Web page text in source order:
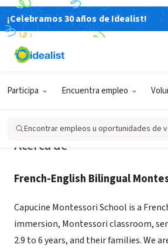
¡Celebramos 30 años de Idealist!
Participa Encuentra empleo
Encontrar empleos u oportunidades de
ORGANIZACIÓN SIN FIN DE LUCRO
Capucine Montessori
Acerca de
French-English Bilingual
Capucine Montessori School is a
immersion, Montessori classroom,
2.9 to 6 years, and their families. We